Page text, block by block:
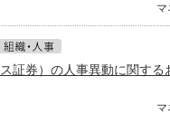
マ
証券）の人事異動に関する
マ